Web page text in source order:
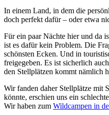
In einem Land, in dem die
doch perfekt dafür – oder etwa
Für ein paar Nächte hier und da
ist es dafür kein Problem. Die
schönsten Ecken. Und in
freigegeben. Es ist sicherlich
den Stellplätzen kommt nämlich
Wir fanden daher Stellplätze mit
könnte, erschien uns ein
Wir haben zum Wildcampen in